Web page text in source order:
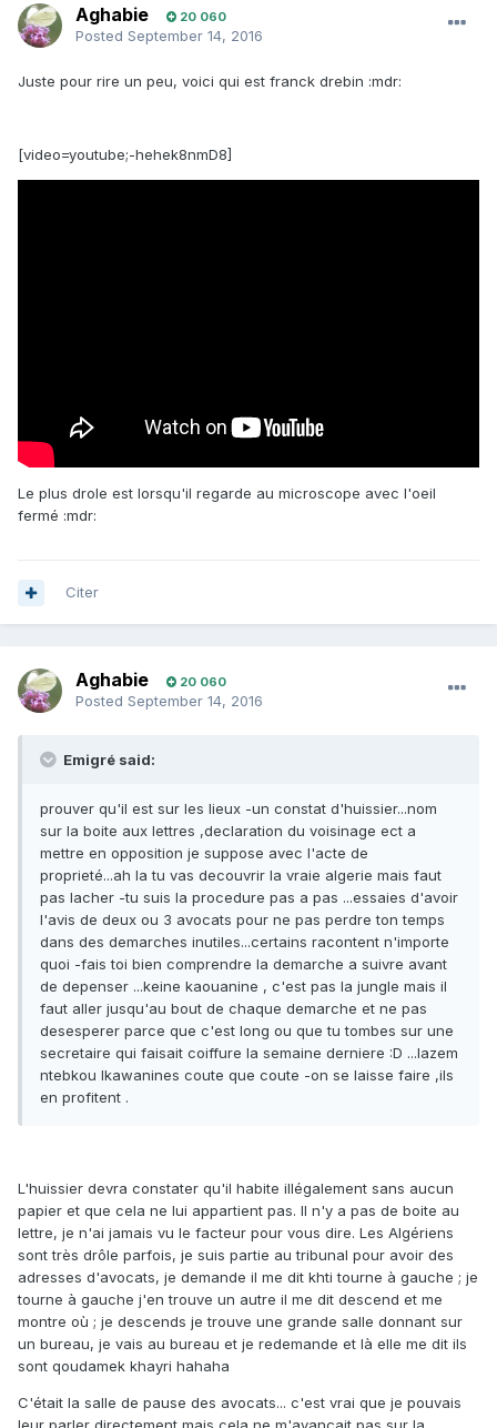
Aghabie 20 060
Posted September 14, 2016
Juste pour rire un peu, voici qui est franck drebin :mdr:
[video=youtube;-hehek8nmD8]
Le plus drole est lorsqu'il regarde au microscope avec l'oeil
fermé :mdr:
Citer
Aghabie 20 060
Posted September 14, 2016
Emigré said:
prouver qu'il est sur les lieux -un constat d'huissier...nom
sur la boite aux lettres ,declaration du voisinage ect a
mettre en opposition je suppose avec l'acte de
proprieté...ah la tu vas decouvrir la vraie algerie mais faut
pas lacher -tu suis la procedure pas a pas ...essaies d'avoir
l'avis de deux ou 3 avocats pour ne pas perdre ton temps
dans des demarches inutiles...certains racontent n'importe
quoi -fais toi bien comprendre la demarche a suivre avant
de depenser ...keine kaouanine , c'est pas la jungle mais il
faut aller jusqu'au bout de chaque demarche et ne pas
desesperer parce que c'est long ou que tu tombes sur une
secretaire qui faisait coiffure la semaine derniere :D ...lazem
ntebkou lkawanines coute que coute -on se laisse faire ,ils
en profitent .
L'huissier devra constater qu'il habite illégalement sans aucun
papier et que cela ne lui appartient pas. Il n'y a pas de boite au
lettre, je n'ai jamais vu le facteur pour vous dire. Les Algériens
sont très drôle parfois, je suis partie au tribunal pour avoir des
adresses d'avocats, je demande il me dit khti tourne à gauche ; je
tourne à gauche j'en trouve un autre il me dit descend et me
montre où ; je descends je trouve une grande salle donnant sur
un bureau, je vais au bureau et je redemande et là elle me dit ils
sont qoudamek khayri hahaha
C'était la salle de pause des avocats... c'est vrai que je pouvais